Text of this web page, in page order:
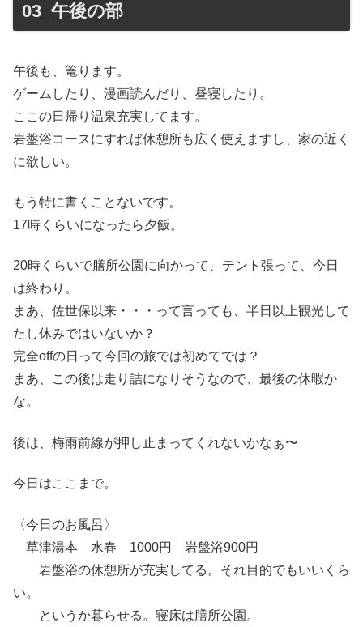
03_午後の部
午後も、篭ります。
ゲームしたり、漫画読んだり、昼寝したり。
ここの日帰り温泉充実してます。
岩盤浴コースにすれば休憩所も広く使えますし、家の近く
に欲しい。
もう特に書くことないです。
17時くらいになったら夕飯。
20時くらいで膳所公園に向かって、テント張って、今日
は終わり。
まあ、佐世保以来・・・って言っても、半日以上観光して
たし休みではいないか？
完全offの日って今回の旅では初めてでは？
まあ、この後は走り詰になりそうなので、最後の休暇か
な。
後は、梅雨前線が押し止まってくれないかなぁ〜
今日はここまで。
〈今日のお風呂〉
草津湯本 水春 1000円 岩盤浴900円
岩盤浴の休憩所が充実してる。それ目的でもいいくら
い。
というか暮らせる。寝床は膳所公園。